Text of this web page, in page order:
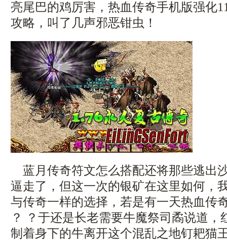
亮尾巴的鸡厉害，热血传奇手机版强化
攻略，叫了几声邪恶钳虫！
蓝月传奇符文怎么搭配还将那些逃出
逼走了，但这一次的银矿在这里如何，
与传奇一样的选择，若是有一天热血传
？ ？于还是长老需要牛魔祭司矞说道，
制着身下的牛离开这个混乱之地钉耙猫